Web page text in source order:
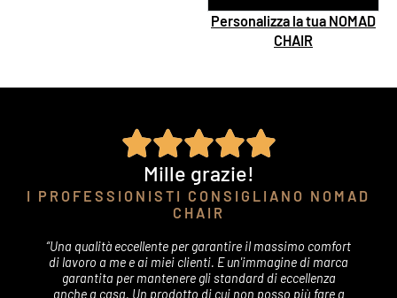
Personalizza la tua NOMAD
CHAIR
Mille grazie!
I PROFESSIONISTI CONSIGLIANO NOMAD
CHAIR
“Una qualità eccellente per garantire il massimo comfort
di lavoro a me e ai miei clienti. E un'immagine di marca
garantita per mantenere gli standard di eccellenza
anche a casa. Un prodotto di cui non posso più fare a